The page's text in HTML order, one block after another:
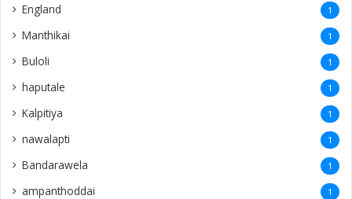
England 1
Manthikai 1
Buloli 1
haputale 1
Kalpitiya 1
nawalapti 1
Bandarawela 1
ampanthoddai 1